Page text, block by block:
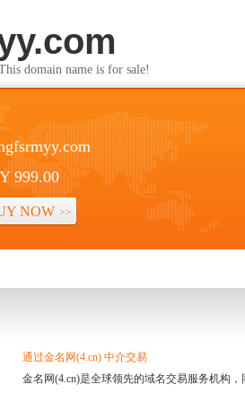
domain name is for sale!
999.00
NOW >>
通过金名网(4.cn) 中介交易
金名网(4.cn)是全球领先的域名交易服务机构